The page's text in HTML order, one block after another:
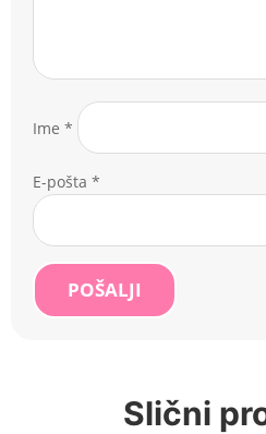
Ime *
E-pošta *
POŠALJI
Slični